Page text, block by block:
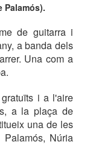
Palamós).
de guitarra i
a banda dels
Una com a
i a l'aire
a la plaça de
una de les
Núria